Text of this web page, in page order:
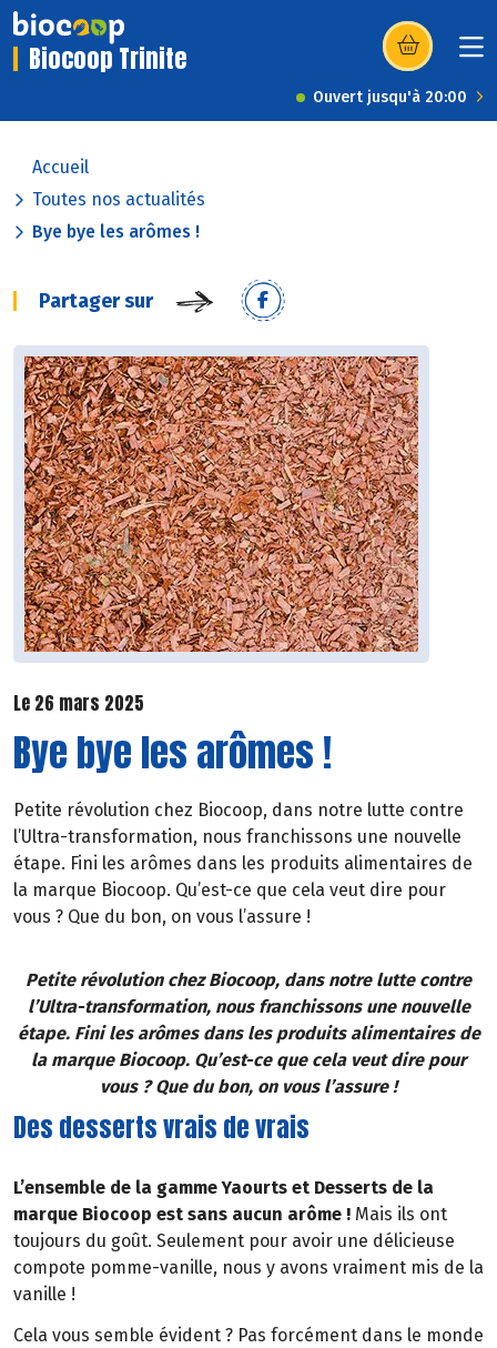
Biocoop Trinite (s’ouvre dans
Ouvert jusqu'à 20:00
Accueil
Toutes nos actualités
Bye bye les arômes !
Partager sur
Le 26 mars 2025
Bye bye les arômes !
Petite révolution chez Biocoop, dans notre lutte contre
l’Ultra-transformation, nous franchissons une nouvelle
étape. Fini les arômes dans les produits alimentaires de
la marque Biocoop. Qu’est-ce que cela veut dire pour
vous ? Que du bon, on vous l’assure !
Petite révolution chez Biocoop, dans notre lutte contre
l’Ultra-transformation, nous franchissons une nouvelle
étape. Fini les arômes dans les produits alimentaires de
la marque Biocoop. Qu’est-ce que cela veut dire pour
vous ? Que du bon, on vous l’assure !
Des desserts vrais de vrais
L’ensemble de la gamme Yaourts et Desserts de la
marque Biocoop est sans aucun arôme ! Mais ils ont
toujours du goût. Seulement pour avoir une délicieuse
compote pomme-vanille, nous y avons vraiment mis de la
vanille !
Cela vous semble évident ? Pas forcément dans le monde